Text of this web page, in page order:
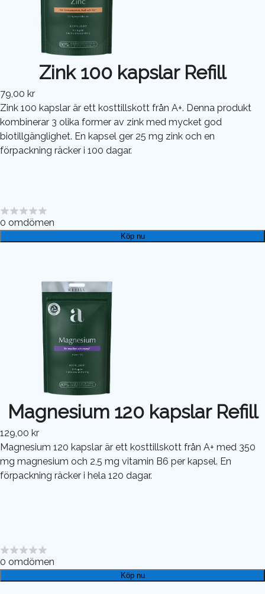
Zink 100 kapslar Refill
79,00 kr
Zink 100 kapslar är ett kosttillskott från A+. Denna produkt
kombinerar 3 olika former av zink med mycket god
biotillgänglighet. En kapsel ger 25 mg zink och en
förpackning räcker i 100 dagar.
0 omdömen
Köp nu
Magnesium 120 kapslar Refill
129,00 kr
Magnesium 120 kapslar är ett kosttillskott från A+ med 350
mg magnesium och 2,5 mg vitamin B6 per kapsel. En
förpackning räcker i hela 120 dagar.
0 omdömen
Köp nu